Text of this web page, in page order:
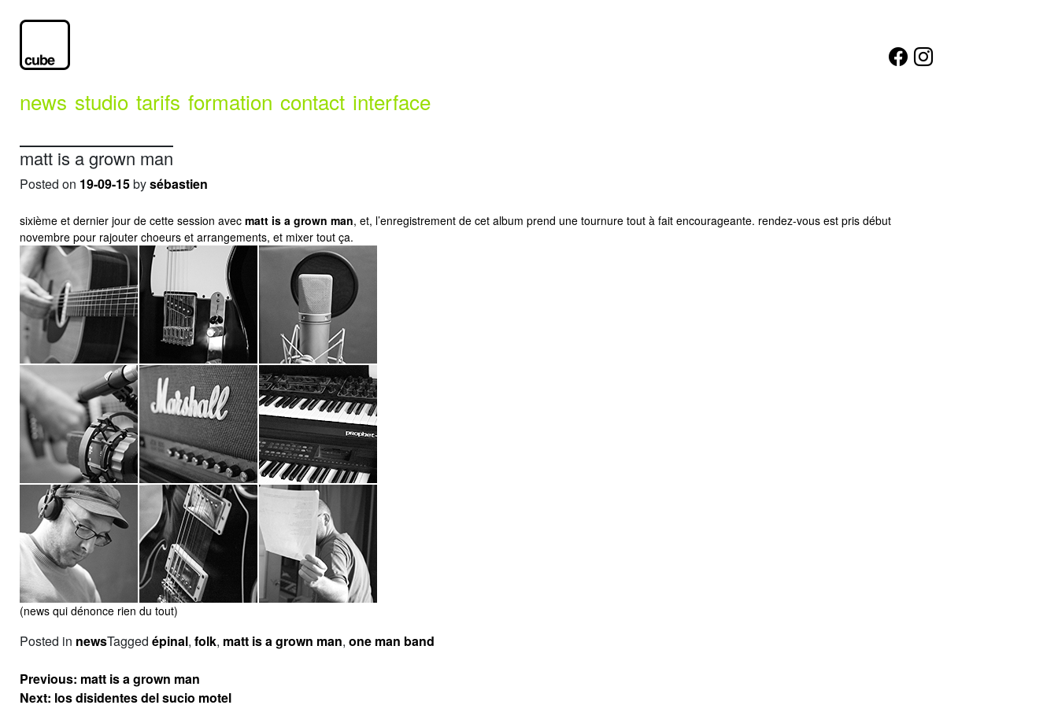
news studio tarifs formation contact interface
matt is a grown man
Posted on 19-09-15bysébastien
sixième et dernier jour de cette session avec matt is a grown man, et, l’enregistrement de cet album prend une tournure tout à fait encourageante. rendez-vous est pris début
novembre pour rajouter choeurs et arrangements, et mixer tout ça.
(news qui dénonce rien du tout)
Posted in newsTagged épinal, folk, matt is a grown man, one man band
Navigation
de
Previous: matt is a grown man
Next: los disidentes del sucio motel